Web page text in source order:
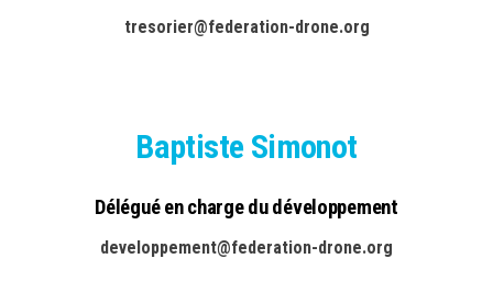
tresorier@federation-drone.org
Baptiste Simonot
Délégué en charge du développement
developpement@federation-drone.org